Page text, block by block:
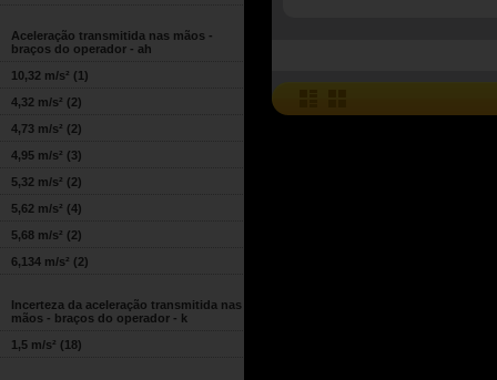
Aceleração transmitida nas mãos -
braços do operador - ah
10,32 m/s² (1)
4,32 m/s² (2)
4,73 m/s² (2)
4,95 m/s² (3)
5,32 m/s² (2)
5,62 m/s² (4)
5,68 m/s² (2)
6,134 m/s² (2)
Incerteza da aceleração transmitida nas
mãos - braços do operador - k
1,5 m/s² (18)